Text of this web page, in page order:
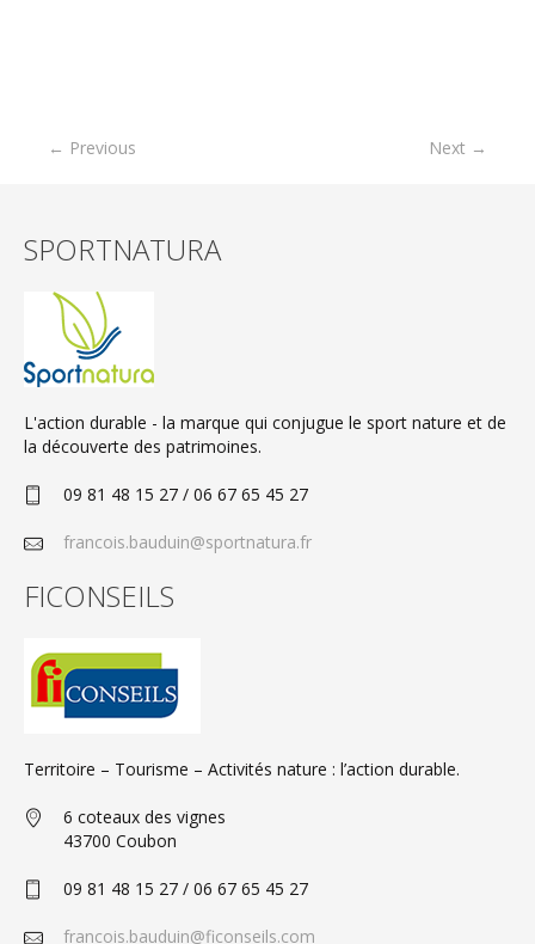
← Previous Next →
SPORTNATURA
L'action durable - la marque qui conjugue le sport nature et de
la découverte des patrimoines.
09 81 48 15 27 / 06 67 65 45 27
francois.bauduin@sportnatura.fr
FICONSEILS
Territoire – Tourisme – Activités nature : l’action durable.
6 coteaux des vignes
43700 Coubon
09 81 48 15 27 / 06 67 65 45 27
francois.bauduin@ficonseils.com